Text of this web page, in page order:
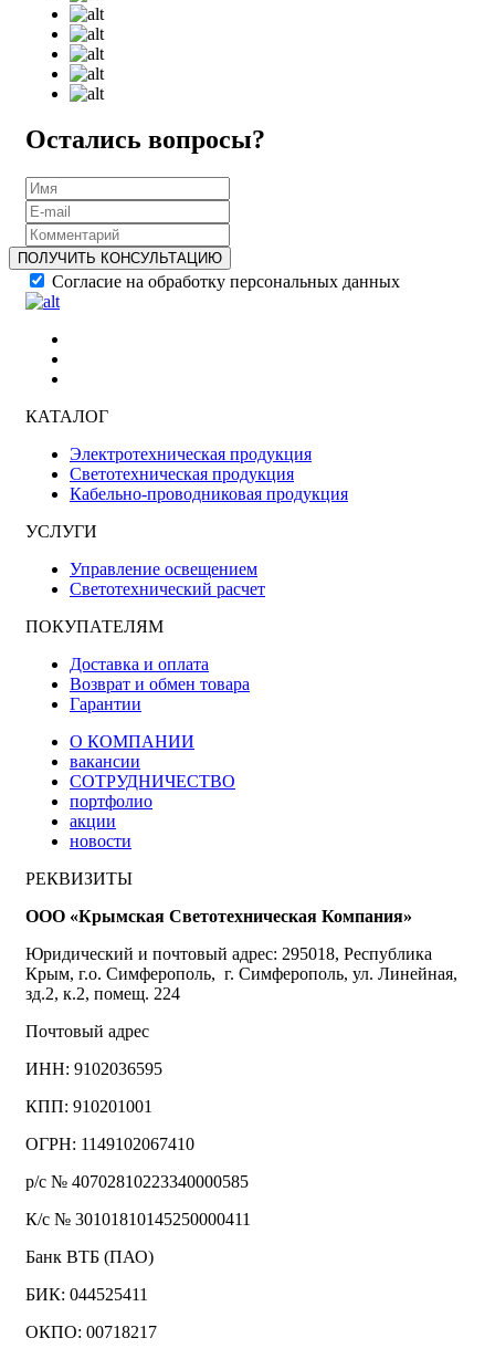
Остались вопросы?
ПОЛУЧИТЬ КОНСУЛЬТАЦИЮ
Согласие на обработку персональных данных
КАТАЛОГ
Электротехническая продукция
Светотехническая продукция
Кабельно-проводниковая продукция
УСЛУГИ
Управление освещением
Светотехнический расчет
ПОКУПАТЕЛЯМ
Доставка и оплата
Возврат и обмен товара
Гарантии
О КОМПАНИИ
вакансии
СОТРУДНИЧЕСТВО
портфолио
акции
новости
РЕКВИЗИТЫ
ООО «Крымская Светотехническая Компания»
Юридический и почтовый адрес: 295018, Республика
Крым, г.о. Симферополь, г. Симферополь, ул. Линейная,
зд.2, к.2, помещ. 224
Почтовый адрес
ИНН: 9102036595
КПП: 910201001
ОГРН: 1149102067410
р/с № 40702810223340000585
К/с № 30101810145250000411
Банк ВТБ (ПАО)
БИК: 044525411
ОКПО: 00718217